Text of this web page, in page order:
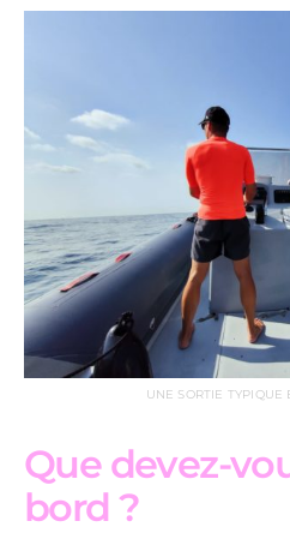
UNE SORTIE TYPIQUE
Que devez-
bord ?